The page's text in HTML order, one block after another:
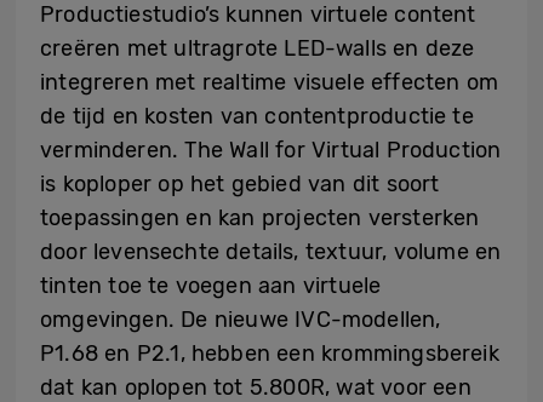
Productiestudio’s kunnen virtuele content
creëren met ultragrote LED-walls en deze
integreren met realtime visuele effecten om
de tijd en kosten van contentproductie te
verminderen. The Wall for Virtual Production
is koploper op het gebied van dit soort
toepassingen en kan projecten versterken
door levensechte details, textuur, volume en
tinten toe te voegen aan virtuele
omgevingen. De nieuwe IVC-modellen,
P1.68 en P2.1, hebben een krommingsbereik
dat kan oplopen tot 5.800R, wat voor een